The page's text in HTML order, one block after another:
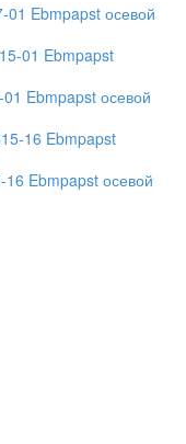
01 Ebmpapst осевой
Ebmpapst осевой
Ebmpapst осевой